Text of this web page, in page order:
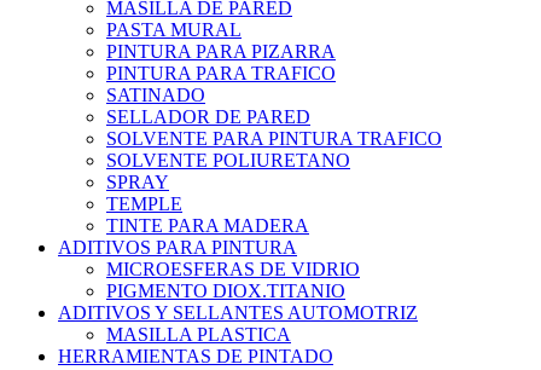
MASILLA DE PARED
PASTA MURAL
PINTURA PARA PIZARRA
PINTURA PARA TRAFICO
SATINADO
SELLADOR DE PARED
SOLVENTE PARA PINTURA TRAFICO
SOLVENTE POLIURETANO
SPRAY
TEMPLE
TINTE PARA MADERA
ADITIVOS PARA PINTURA
MICROESFERAS DE VIDRIO
PIGMENTO DIOX.TITANIO
ADITIVOS Y SELLANTES AUTOMOTRIZ
MASILLA PLASTICA
HERRAMIENTAS DE PINTADO